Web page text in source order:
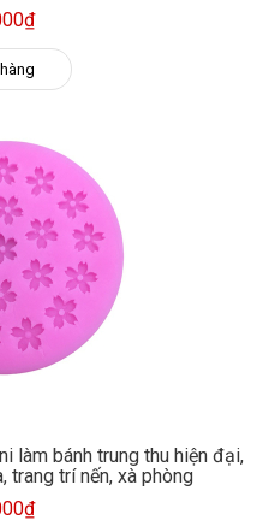
làm bánh trung thu hiện đại,
trang trí nến, xà phòng